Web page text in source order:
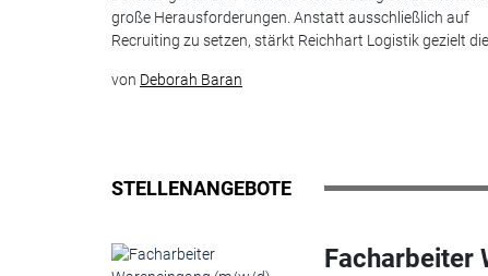
große Herausforderungen. Anstatt ausschließlich auf
Recruiting zu setzen, stärkt Reichhart Logistik gezielt
von Deborah Baran
STELLENANGEBOTE
Facharbeiter